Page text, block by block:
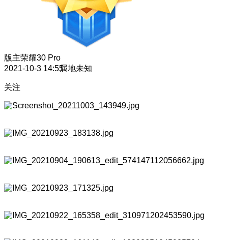
版主荣耀30 Pro
2021-10-3 14:55属地未知
关注